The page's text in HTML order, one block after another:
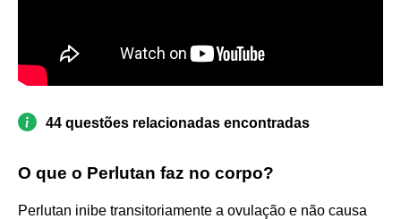
44 questões relacionadas encontradas
O que o Perlutan faz no corpo?
Perlutan inibe transitoriamente a ovulação e não causa